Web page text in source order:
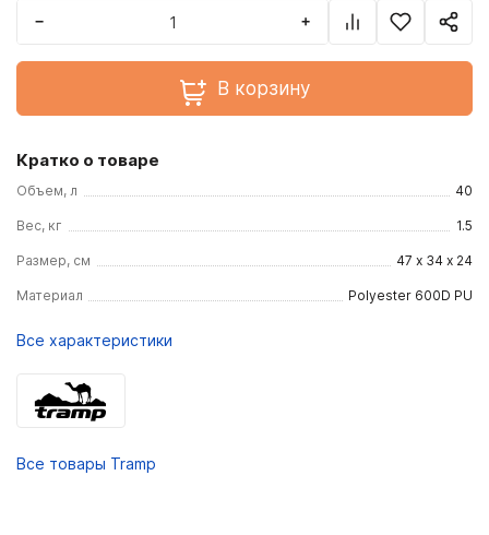
− +
В корзину
Кратко о товаре
Объем, л 40
Вес, кг 1.5
Размер, см 47 x 34 x 24
Материал Polyester 600D PU
Все характеристики
Все товары Tramp